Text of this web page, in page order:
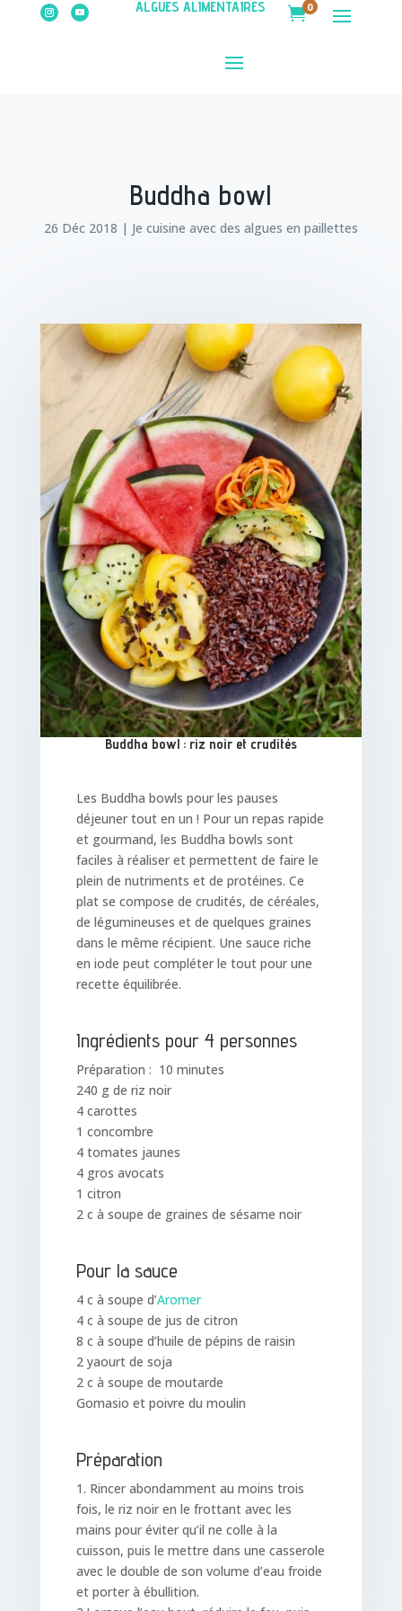
ALGUES ALIMENTAIRES 0
Buddha bowl
26 Déc 2018 | Je cuisine avec des algues en paillettes
Buddha bowl : riz noir et crudités
Les Buddha bowls pour les pauses
déjeuner tout en un ! Pour un repas rapide
et gourmand, les Buddha bowls sont
faciles à réaliser et permettent de faire le
plein de nutriments et de protéines. Ce
plat se compose de crudités, de céréales,
de légumineuses et de quelques graines
dans le même récipient. Une sauce riche
en iode peut compléter le tout pour une
recette équilibrée.
Ingrédients pour 4 personnes
Préparation : 10 minutes
240 g de riz noir
4 carottes
1 concombre
4 tomates jaunes
4 gros avocats
1 citron
2 c à soupe de graines de sésame noir
Pour la sauce
4 c à soupe d’Aromer
4 c à soupe de jus de citron
8 c à soupe d’huile de pépins de raisin
2 yaourt de soja
2 c à soupe de moutarde
Gomasio et poivre du moulin
Préparation
1. Rincer abondamment au moins trois
fois, le riz noir en le frottant avec les
mains pour éviter qu’il ne colle à la
cuisson, puis le mettre dans une casserole
avec le double de son volume d’eau froide
et porter à ébullition.